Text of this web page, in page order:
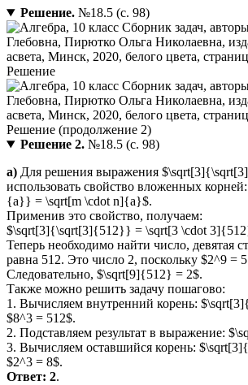
Решение.№18.5 (с. 98)
Решение 2.№18.5 (с. 98)
а) Для решения выражения
использовать свойство вложенных
{a}} = \sqrt[m \cdot n]{a}$.
Применив это свойство, получаем:
$\sqrt[3]{\sqrt[3]{512}} = \sqrt[3 \cdot
Теперь необходимо найти число, девятая
равна 512. Это число 2, поскольку $2^9 =
Следовательно, $\sqrt[9]{512} = 2$.
Также можно решить задачу пошагово:
1. Вычисляем внутренний корень:
$8^3 = 512$.
2. Подставляем результат в выражение:
3. Вычисляем оставшийся корень:
$2^3 = 8$.
Ответ: 2.